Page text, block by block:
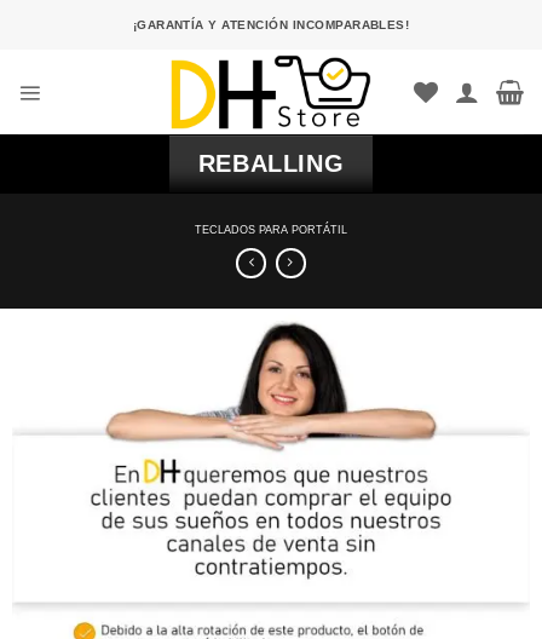
¡GARANTÍA Y ATENCIÓN INCOMPARABLES!
REBALLING
TECLADOS PARA PORTÁTIL